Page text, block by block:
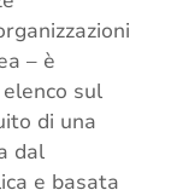
– è
sul
di una
dal
e basata